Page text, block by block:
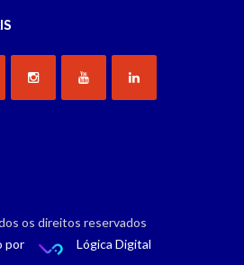
os direitos reservados
por
Lógica Digital